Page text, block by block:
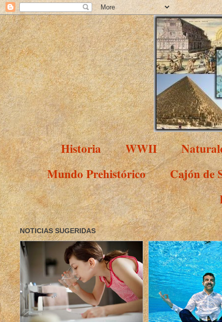
Historia WWII
Mundo Prehistórico
Cajón de